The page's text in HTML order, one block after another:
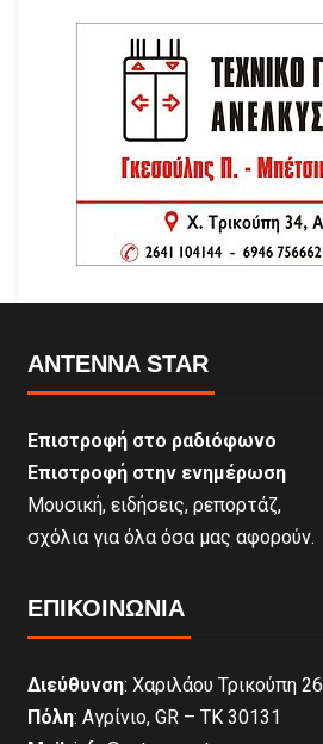
ANTENNA STAR
Επιστροφή στο ραδιόφωνο
Επιστροφή στην ενημέρωση
Μουσική, ειδήσεις, ρεπορτάζ,
σχόλια για όλα όσα μας αφορούν.
ΕΠΙΚΟΙΝΩΝΊΑ
Διεύθυνση: Χαριλάου Τρικούπη 26
Πόλη: Αγρίνιο, GR – ΤΚ 30131